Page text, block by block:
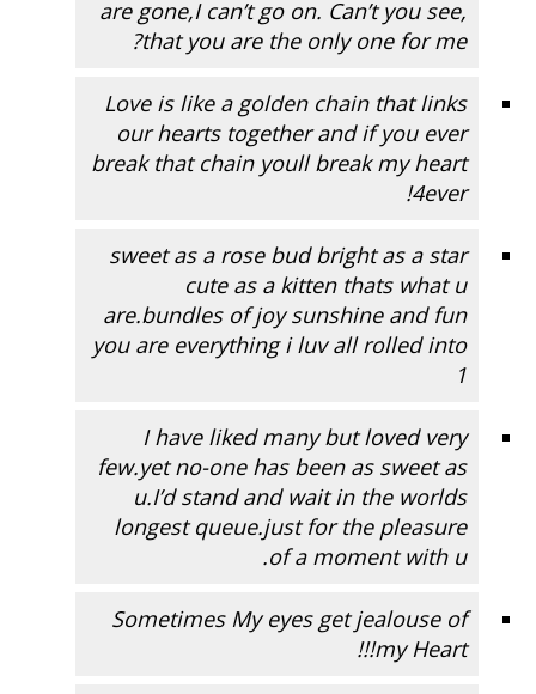
are gone,I can’t go on. Can’t you see,
that you are the only one for me?
Love is like a golden chain that links
our hearts together and if you ever
break that chain youll break my heart
4ever!
sweet as a rose bud bright as a star
cute as a kitten thats what u
are.bundles of joy sunshine and fun
you are everything i luv all rolled into
1
I have liked many but loved very
few.yet no-one has been as sweet as
u.I’d stand and wait in the worlds
longest queue.just for the pleasure
of a moment with u.
Sometimes My eyes get jealouse of
my Heart!!!